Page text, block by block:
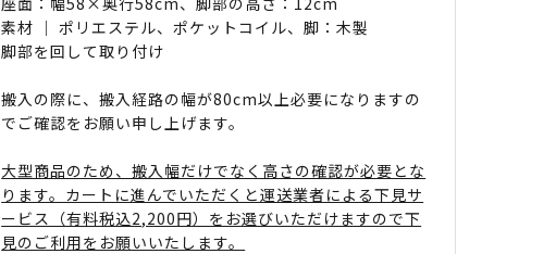
素材 ｜ ポリエステル、ポケットコイル、脚：木製
脚部を回して取り付け
搬入の際に、搬入経路の幅が80cm以上必要になりますの
でご確認をお願い申し上げます。
大型商品のため、搬入幅だけでなく高さの確認が必要とな
ります。カートに進んでいただくと運送業者による下見サ
ービス（有料税込2,200円）をお選びいただけますので下
見のご利用をお願いいたします。